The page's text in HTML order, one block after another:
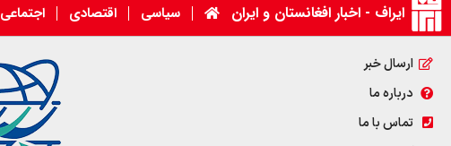
ایراف - اخبار افغانستان و ایران سیاسی اقتصادی اجتماعی
ارسال خبر
درباره ما
تماس با ما